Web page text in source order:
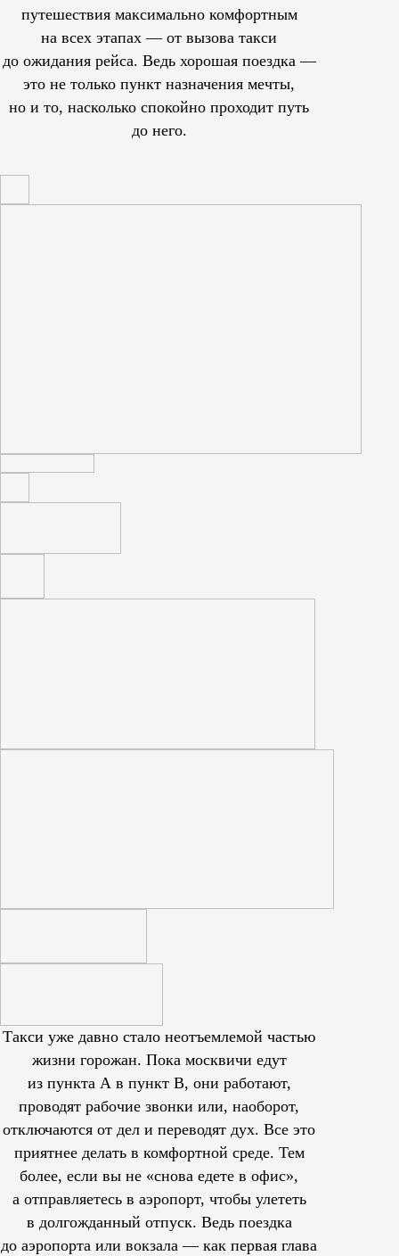
путешествия максимально комфортным
на всех этапах — от вызова такси
до ожидания рейса. Ведь хорошая поездка —
это не только пункт назначения мечты,
но и то, насколько спокойно проходит путь
до него.
Такси уже давно стало неотъемлемой частью
жизни горожан. Пока москвичи едут
из пункта А в пункт В, они работают,
проводят рабочие звонки или, наоборот,
отключаются от дел и переводят дух. Все это
приятнее делать в комфортной среде. Тем
более, если вы не «снова едете в офис»,
а отправляетесь в аэропорт, чтобы улететь
в долгожданный отпуск. Ведь поездка
до аэропорта или вокзала — как первая глава